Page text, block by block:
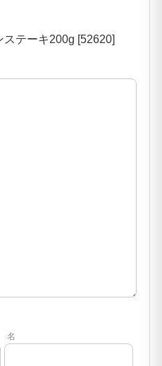
テーキ200g [52620]
名